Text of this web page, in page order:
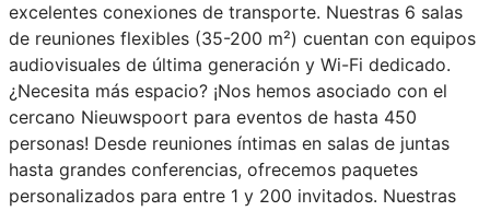
excelentes conexiones de transporte. Nuestras 6 salas
de reuniones flexibles (35-200 m²) cuentan con equipos
audiovisuales de última generación y Wi-Fi dedicado.
¿Necesita más espacio? ¡Nos hemos asociado con el
cercano Nieuwspoort para eventos de hasta 450
personas! Desde reuniones íntimas en salas de juntas
hasta grandes conferencias, ofrecemos paquetes
personalizados para entre 1 y 200 invitados. Nuestras